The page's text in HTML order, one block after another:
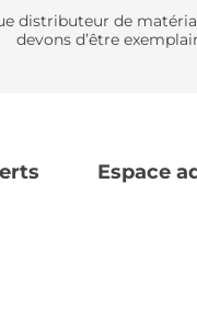
distributeur de
devons d’être
Espace